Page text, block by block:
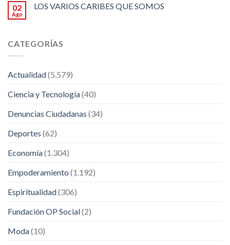
02
Ago
LOS VARIOS CARIBES QUE SOMOS
CATEGORÍAS
Actualidad(5.579)
Ciencia y Tecnología(40)
Denuncias Ciudadanas (34)
Deportes (62)
Economía(1.304)
Empoderamiento (1.192)
Espiritualidad(306)
Fundación OP Social(2)
Moda(10)